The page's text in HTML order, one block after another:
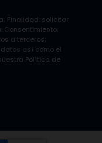
Finalidad: solicitar
Consentimiento;
a terceros;
datos así como el
Política de